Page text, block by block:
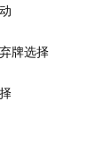
牌选择